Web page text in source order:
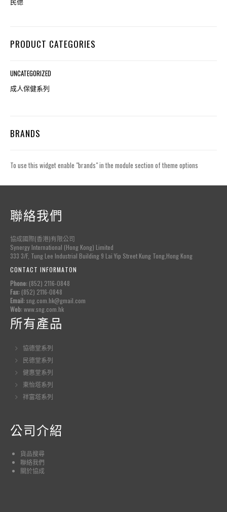
PRODUCT CATEGORIES
UNCATEGORIZED
成人保健系列
BRANDS
To use this widget enable "brands" in the module section of theme options
聯絡我們
協成國際(香港)有限公司
Synergy International (Hong Kong) Limited
333 3/F, Tung Lee Industrial Building 9 Lai Yip Street Kung Tong,Hong Kong
CONTACT INFORMATON
Phone: (852) 2116-0848
Fax: (852) 2116-0848
Email:sng.com.hk@gmail.com
Web:www.sng.com.hk
所有產品
協德堂系列
民德堂系列
健惠堂系列
東怡塔系列
祥富塔系列
公司介紹
貨品搜尋
聯絡我們
關於協成